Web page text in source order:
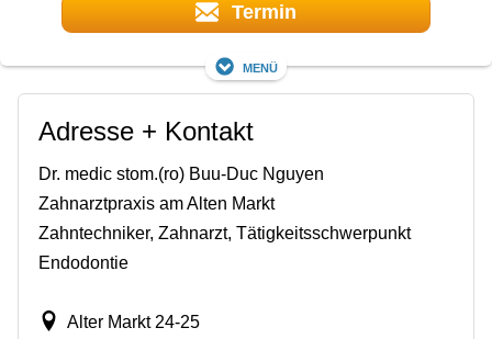
Termin
Menü
Adresse + Kontakt
Dr. medic stom.(ro) Buu-Duc Nguyen
Zahnarztpraxis am Alten Markt
Zahntechniker, Zahnarzt, Tätigkeitsschwerpunkt
Endodontie
Alter Markt 24-25